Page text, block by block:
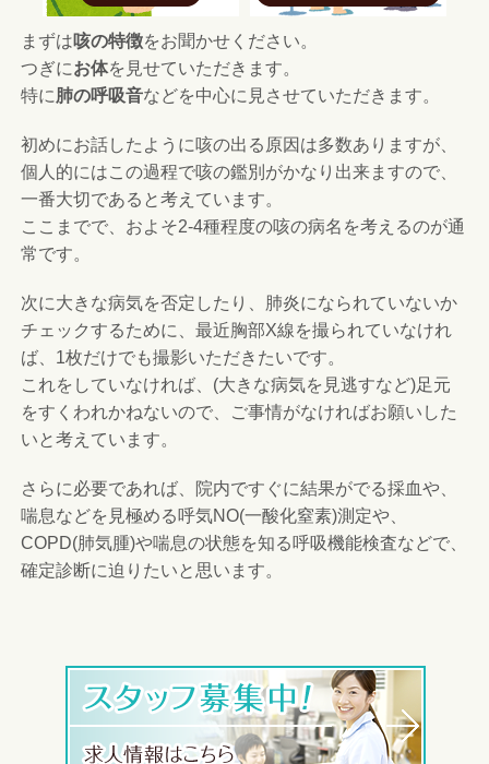
まずは咳の特徴をお聞かせください。
つぎにお体を見せていただきます。
特に肺の呼吸音などを中心に見させていただきます。
初めにお話したように咳の出る原因は多数ありますが、
個人的にはこの過程で咳の鑑別がかなり出来ますので、
一番大切であると考えています。
ここまでで、およそ2-4種程度の咳の病名を考えるのが通
常です。
次に大きな病気を否定したり、肺炎になられていないか
チェックするために、最近胸部X線を撮られていなけれ
ば、1枚だけでも撮影いただきたいです。
これをしていなければ、(大きな病気を見逃すなど)足元
をすくわれかねないので、ご事情がなければお願いした
いと考えています。
さらに必要であれば、院内ですぐに結果がでる採血や、
喘息などを見極める呼気NO(一酸化窒素)測定や、
COPD(肺気腫)や喘息の状態を知る呼吸機能検査などで、
確定診断に迫りたいと思います。